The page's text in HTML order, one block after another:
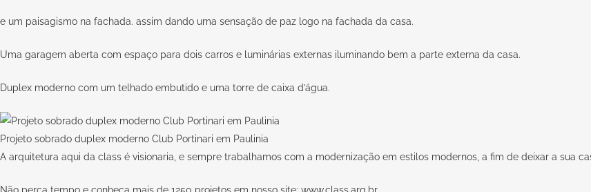
e um paisagismo na fachada. assim dando uma sensação de paz logo na fachada da casa.
Uma garagem aberta com espaço para dois carros e luminárias externas iluminando bem a parte externa da casa.
Duplex moderno com um telhado embutido e uma torre de caixa d’água.
Projeto sobrado duplex moderno Club Portinari em Paulinia
A arquitetura aqui da class é visionaria, e sempre trabalhamos com a modernização em estilos modernos, a fim de deixar a sua